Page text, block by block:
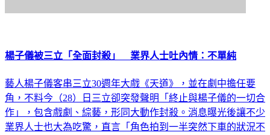
楊子儀被三立「全面封殺」 業界人士吐內情：不單純
藝人楊子儀客串三立30週年大戲《天道》，並在劇中擔任要
角，不料今（28）日三立卻突發聲明「終止與楊子儀的一切合
作」，包含戲劇、綜藝，形同大動作封殺。消息曝光後讓不少
業界人士也大為吃驚，直言「角色拍到一半突然下車的狀況不